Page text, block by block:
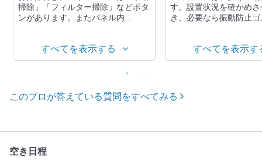
掃除」「フィルター掃除」などボタ
ンがあります。またパネル内...
すべてを表示する
す。設置状況を確かめ
き、必要なら振動防止
すべてを表示す
このプロが答えている質問をすべてみる
空き日程